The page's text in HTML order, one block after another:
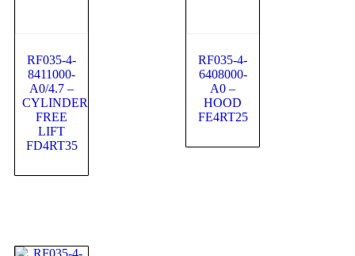
RF035-4-
8411000-
A0/4.7 –
CYLINDER
FREE
LIFT
FD4RT35
RF035-4-
6408000-
A0 –
HOOD
FE4RT25